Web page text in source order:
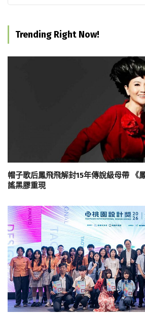
Trending Right Now!
帽子歌后鳳飛飛解封15年傳說級母帶 《
謠黑膠重現